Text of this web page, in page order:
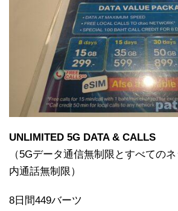
UNLIMITED 5G DATA & CALLS
（5Gデータ通信無制限とすべての
内通話無制限）
8日間449バーツ